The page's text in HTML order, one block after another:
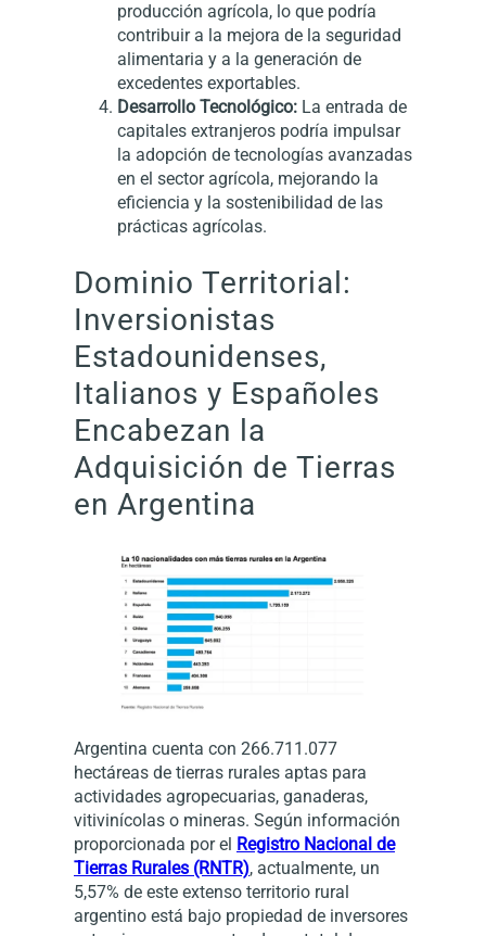
producción agrícola, lo que podría
contribuir a la mejora de la seguridad
alimentaria y a la generación de
excedentes exportables.
Desarrollo Tecnológico: La entrada de
capitales extranjeros podría impulsar
la adopción de tecnologías avanzadas
en el sector agrícola, mejorando la
eficiencia y la sostenibilidad de las
prácticas agrícolas.
Dominio Territorial:
Inversionistas
Estadounidenses,
Italianos y Españoles
Encabezan la
Adquisición de Tierras
en Argentina
Argentina cuenta con 266.711.077
hectáreas de tierras rurales aptas para
actividades agropecuarias, ganaderas,
vitivinícolas o mineras. Según información
proporcionada por el Registro Nacional de
Tierras Rurales (RNTR), actualmente, un
5,57% de este extenso territorio rural
argentino está bajo propiedad de inversores